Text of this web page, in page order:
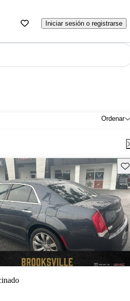
Iniciar sesión o registrarse
Ordenar